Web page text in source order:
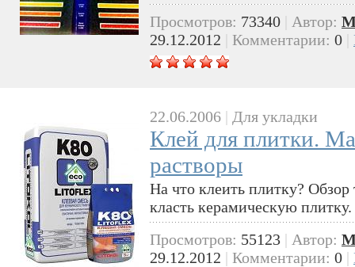
Просмотров: 73340 Автор:
29.12.2012
Комментарии: 0
22.06.2006 | Для укладки
Клей для плитки.
растворы
На что клеить плитку?
класть керамическую плитку.
Просмотров: 55123 | Автор:
29.12.2012 | Комментарии: 0 |